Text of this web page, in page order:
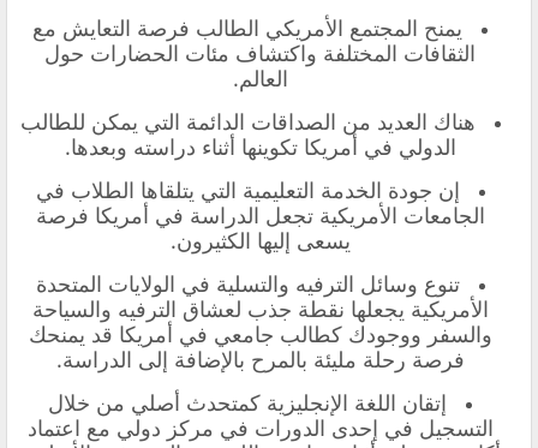
يمنح المجتمع الأمريكي الطالب فرصة التعايش مع
الثقافات المختلفة واكتشاف مئات الحضارات حول
العالم.
هناك العديد من الصداقات الدائمة التي يمكن للطالب
الدولي في أمريكا تكوينها أثناء دراسته وبعدها.
إن جودة الخدمة التعليمية التي يتلقاها الطلاب في
الجامعات الأمريكية تجعل الدراسة في أمريكا فرصة
يسعى إليها الكثيرون.
تنوع وسائل الترفيه والتسلية في الولايات المتحدة
الأمريكية يجعلها نقطة جذب لعشاق الترفيه والسياحة
والسفر ووجودك كطالب جامعي في أمريكا قد يمنحك
فرصة رحلة مليئة بالمرح بالإضافة إلى الدراسة.
إتقان اللغة الإنجليزية كمتحدث أصلي من خلال
التسجيل في إحدى الدورات في مركز دولي مع اعتماد